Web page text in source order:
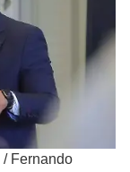
/ Fernando